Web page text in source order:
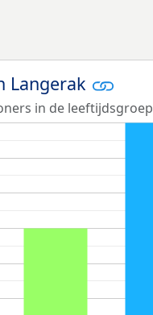
Langerak
in de leeftijdsgroep